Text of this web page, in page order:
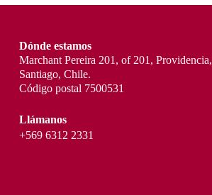
Dónde estamos
Marchant Pereira 201, of 201, Providencia,
Santiago, Chile.
Código postal 7500531
Llámanos
+569 6312 2331